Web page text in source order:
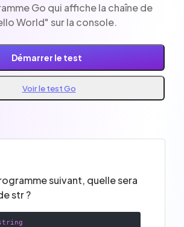
Go qui affiche la chaîne de
World" sur la console.
Démarrer le test
Voir le test Go
suivant, quelle sera
str ?